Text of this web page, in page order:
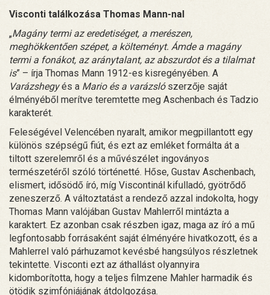
Visconti találkozása Thomas Mann-nal
„Magány termi az eredetiséget, a merészen,
meghökkentően szépet, a költeményt. Ámde a magány
termi a fonákot, az aránytalant, az abszurdot és a tilalmat
is” – írja Thomas Mann 1912-es kisregényében. A
Varázshegyés a Mario és a varázslószerzője saját
élményéből merítve teremtette meg Aschenbach és Tadzio
karakterét.
Feleségével Velencében nyaralt, amikor megpillantott egy
különös szépségű fiút, és ezt az emléket formálta át a
tiltott szerelemről és a művészélet ingoványos
természetéről szóló történetté. Hőse, Gustav Aschenbach,
elismert, idősödő író, míg Viscontinál kifulladó, gyötrődő
zeneszerző. A változtatást a rendező azzal indokolta, hogy
Thomas Mann valójában Gustav Mahlerről mintázta a
karaktert. Ez azonban csak részben igaz, maga az író a mű
legfontosabb forrásaként saját élményére hivatkozott, és a
Mahlerrel való párhuzamot kevésbé hangsúlyos részletnek
tekintette. Visconti ezt az áthallást olyannyira
kidomborította, hogy a teljes filmzene Mahler harmadik és
ötödik szimfóniájának átdolgozása.